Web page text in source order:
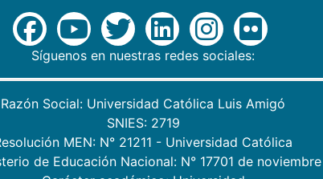
Síguenos en nuestras redes sociales:
Razón Social: Universidad Católica Luis Amigó
SNIES: 2719
MEN: N° 21211 - Universidad Católica
de Educación Nacional: N° 17701 de